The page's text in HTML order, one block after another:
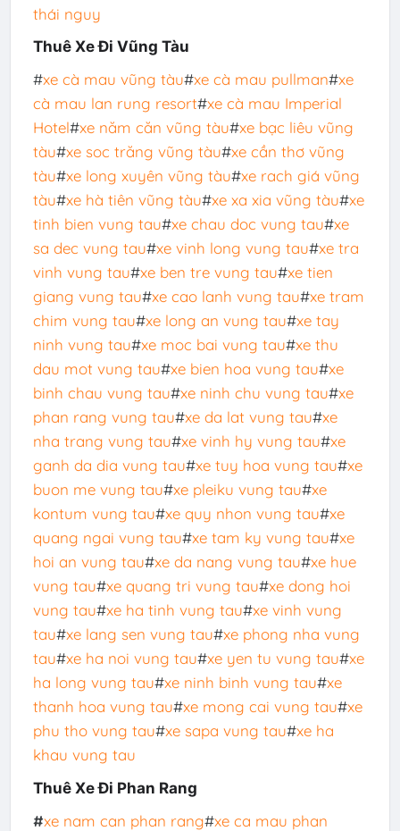
thái nguy
Thuê Xe Đi Vũng Tàu
#xe cà mau vũng tàu#xe cà mau pullman#xe
cà mau lan rung resort#xe cà mau Imperial
Hotel#xe năm căn vũng tàu#xe bạc liêu vũng
tàu#xe soc trăng vũng tàu#xe cần thơ vũng
tàu#xe long xuyên vũng tàu#xe rach giá vũng
tàu#xe hà tiên vũng tàu#xe xa xia vũng tàu#xe
tinh bien vung tau#xe chau doc vung tau#xe
sa dec vung tau#xe vinh long vung tau#xe tra
vinh vung tau#xe ben tre vung tau#xe tien
giang vung tau#xe cao lanh vung tau#xe tram
chim vung tau#xe long an vung tau#xe tay
ninh vung tau#xe moc bai vung tau#xe thu
dau mot vung tau#xe bien hoa vung tau#xe
binh chau vung tau#xe ninh chu vung tau#xe
phan rang vung tau#xe da lat vung tau#xe
nha trang vung tau#xe vinh hy vung tau#xe
ganh da dia vung tau#xe tuy hoa vung tau#xe
buon me vung tau#xe pleiku vung tau#xe
kontum vung tau#xe quy nhon vung tau#xe
quang ngai vung tau#xe tam ky vung tau#xe
hoi an vung tau#xe da nang vung tau#xe hue
vung tau#xe quang tri vung tau#xe dong hoi
vung tau#xe ha tinh vung tau#xe vinh vung
tau#xe lang sen vung tau#xe phong nha vung
tau#xe ha noi vung tau#xe yen tu vung tau#xe
ha long vung tau#xe ninh binh vung tau#xe
thanh hoa vung tau#xe mong cai vung tau#xe
phu tho vung tau#xe sapa vung tau#xe ha
khau vung tau
Thuê Xe Đi Phan Rang
#xe nam can phan rang#xe ca mau phan